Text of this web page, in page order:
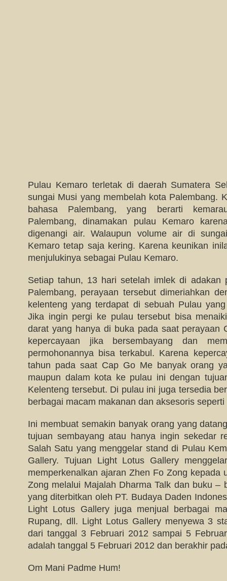
Pulau Kemaro terletak di daerah Sumatera
sungai Musi yang membelah kota Palembang.
bahasa Palembang, yang berarti
Palembang, dinamakan pulau Kemaro
digenangi air. Walaupun volume air di
Kemaro tetap saja kering. Karena keunikan
menjulukinya sebagai Pulau Kemaro.
Setiap tahun, 13 hari setelah imlek di adakan
Palembang, perayaan tersebut dimeriahkan
kelenteng yang terdapat di sebuah Pulau
Jika ingin pergi ke pulau tersebut bisa
darat yang hanya di buka pada saat perayaan
kepercayaan jika bersembayang dan
permohonannya bisa terkabul. Karena
tahun pada saat Cap Go Me banyak orang
maupun dalam kota ke pulau ini dengan
Kelenteng tersebut. Di pulau ini juga tersedia
berbagai macam makanan dan aksesoris seperti
Ini membuat semakin banyak orang yang
tujuan sembayang atau hanya ingin sekedar
Salah Satu yang menggelar stand di Pulau
Gallery. Tujuan Light Lotus Gallery
memperkenalkan ajaran Zhen Fo Zong kepada
Zong melalui Majalah Dharma Talk dan buku –
yang diterbitkan oleh PT. Budaya Daden
Light Lotus Gallery juga menjual berbagai
Rupang, dll. Light Lotus Gallery menyewa 3
dari tanggal 3 Februari 2012 sampai 5
adalah tanggal 5 Februari 2012 dan berakhir
Om Mani Padme Hum!